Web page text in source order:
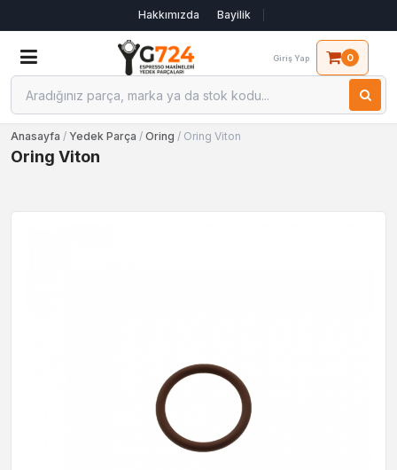
Hakkımızda Bayilik
Giriş Yap 0
Anasayfa / Yedek Parça / Oring / Oring Viton
Oring Viton